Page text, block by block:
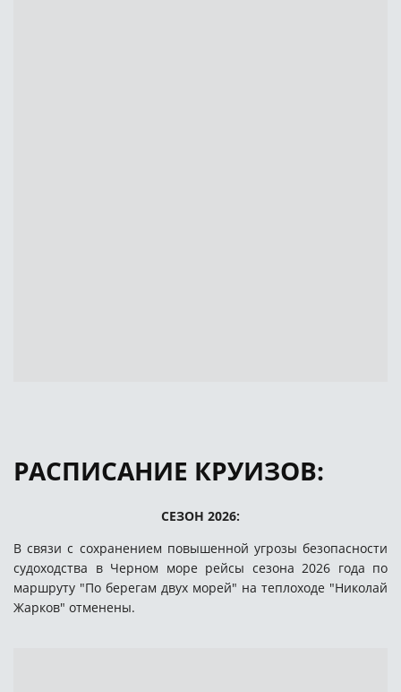
РАСПИСАНИЕ КРУИЗОВ:
СЕЗОН 2026:
В связи с сохранением повышенной угрозы безопасности
судоходства в Черном море рейсы сезона 2026 года по
маршруту "По берегам двух морей" на теплоходе "Николай
Жарков" отменены.